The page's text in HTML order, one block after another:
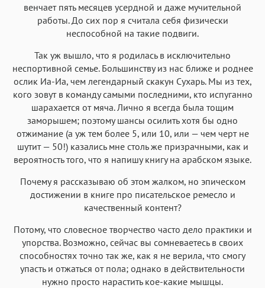
венчает пять месяцев усердной и даже мучительной
работы. До сих пор я считала себя физически
неспособной на такие подвиги.
Так уж вышло, что я родилась в исключительно
неспортивной семье. Большинству из нас ближе и роднее
ослик Иа-Иа, чем легендарный скакун Сухарь. Мы из тех,
кого зовут в команду самыми последними, кто испуганно
шарахается от мяча. Лично я всегда была тощим
заморышем; поэтому шансы осилить хотя бы одно
отжимание (а уж тем более 5, или 10, или — чем черт не
шутит — 50!) казались мне столь же призрачными, как и
вероятность того, что я напишу книгу на арабском языке.
Почему я рассказываю об этом жалком, но эпическом
достижении в книге про писательское ремесло и
качественный контент?
Потому, что словесное творчество часто дело практики и
упорства. Возможно, сейчас вы сомневаетесь в своих
способностях точно так же, как я не верила, что смогу
упасть и отжаться от пола; однако в действительности
нужно просто нарастить кое-какие мышцы.